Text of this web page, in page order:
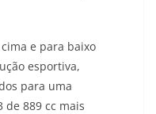
e para baixo
esportiva,
para uma
de 889 cc mais